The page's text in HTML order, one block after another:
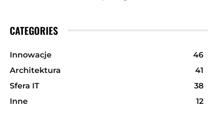
CATEGORIES
Innowacje
46
Architektura
41
Sfera IT
38
Inne
12